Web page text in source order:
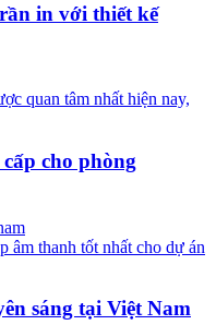
in với thiết kế
quan tâm nhất hiện nay,
cho phòng
âm thanh tốt nhất cho dự án
sáng tại Việt Nam